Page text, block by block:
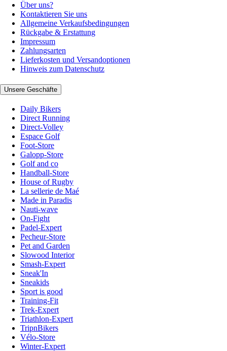
Über uns?
Kontaktieren Sie uns
Allgemeine Verkaufsbedingungen
Rückgabe & Erstattung
Impressum
Zahlungsarten
Lieferkosten und Versandoptionen
Hinweis zum Datenschutz
Unsere Geschäfte
Daily Bikers
Direct Running
Direct-Volley
Espace Golf
Foot-Store
Galopp-Store
Golf and co
Handball-Store
House of Rugby
La sellerie de Maé
Made in Paradis
Nauti-wave
On-Fight
Padel-Expert
Pecheur-Store
Pet and Garden
Slowood Interior
Smash-Expert
Sneak'In
Sneakids
Sport is good
Training-Fit
Trek-Expert
Triathlon-Expert
TripnBikers
Vélo-Store
Winter-Expert